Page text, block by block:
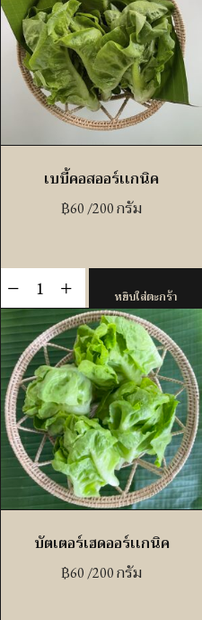
เบบี้คอสออร์เเกนิค
฿60 /200 กรัม
จำนวน
เบบี้
คอ
สอ
อร์เเก
นิค
ชิ้น
หยิบใส่ตะกร้า
บัตเตอร์เฮดออร์เเกนิค
฿60 /200 กรัม